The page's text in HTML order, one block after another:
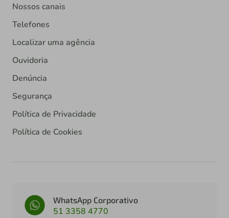
Nossos canais
Telefones
Localizar uma agência
Ouvidoria
Denúncia
Segurança
Política de Privacidade
Política de Cookies
WhatsApp Corporativo
51 3358 4770